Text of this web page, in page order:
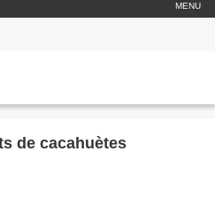
MENU
de cacahuètes